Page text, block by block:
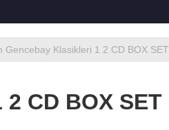
Gencebay Klasikleri 1 2 CD BOX SET
CD BOX SET